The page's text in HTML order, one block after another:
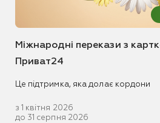
Міжнародні перекази з
Приват24
Це підтримка, яка долає кордони
з 1 квітня 2026
до 31 серпня 2026